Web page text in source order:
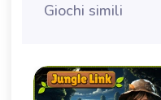
Giochi simili